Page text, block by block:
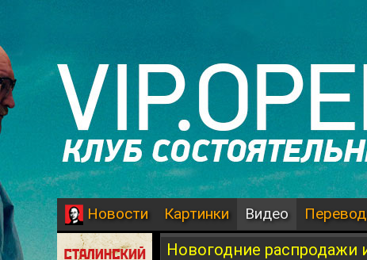
Новости Картинки Видео
Новогодние распродажи